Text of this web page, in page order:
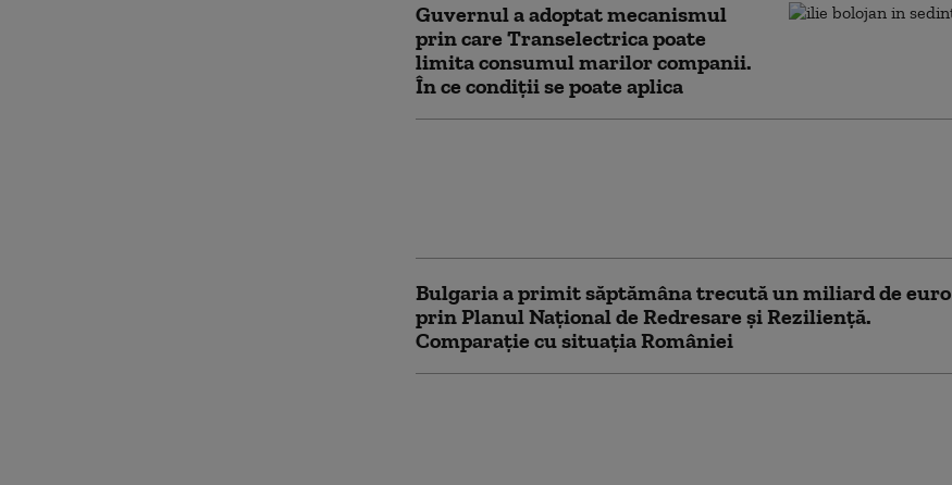
Guvernul a adoptat mecanismul
prin care Transelectrica poate
limita consumul marilor companii.
În ce condiții se poate aplica
Bulgaria a primit săptămâna trecută un miliard de euro
prin Planul Naţional de Redresare şi Rezilienţă.
Comparație cu situația României